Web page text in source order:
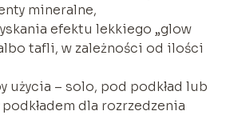
mineralne,
efektu lekkiego „glow
tafli, w zależności od ilości
użycia – solo, pod podkład lub
dla rozrzedzenia